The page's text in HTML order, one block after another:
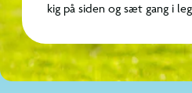
fantasien, der sætter